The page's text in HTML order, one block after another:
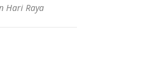
Hari Raya